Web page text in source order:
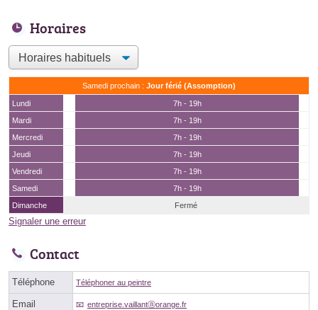
Horaires
Samedi prochain : Jour férié (Assomption)
Lundi
7h - 19h
Mardi
7h - 19h
Mercredi
7h - 19h
Jeudi
7h - 19h
Vendredi
7h - 19h
Samedi
7h - 19h
Dimanche
Fermé
Signaler une erreur
Contact
Téléphone Téléphoner au peintre
Email entreprise.vaillantⓐorange.fr